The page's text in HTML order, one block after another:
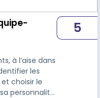
à l’aise dans
les
choisir le
5